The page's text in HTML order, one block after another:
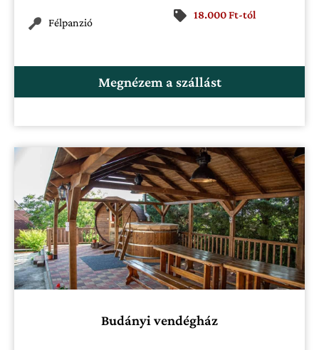
Félpanzió
18.000 Ft-tól
Megnézem a szállást
Budányi vendégház